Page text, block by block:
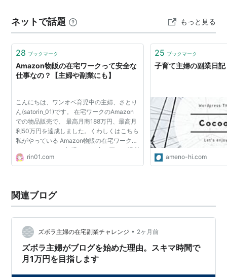
受付、簡単な説明(10〜15分) 仕分け・ピッキング作業 途
中で短い休憩 片付け・退…
ネットで話題 もっと見る
28 ブックマーク
Amazon物販の在宅ワークって安全な
仕事なの？【主婦や副業にも】
こんにちは、ワンオペ育児中の主婦、さとり
ん(satorin_01)です。 在宅ワークのAmazon
での物品販売で、 最高月商188万円、最高月
利50万円を達成しました。くわしくはこちら
私がやっている Amazon物販の在宅ワーク
は、 Amazonでの相場よりも 安く買える場所
をさがして 相場価格で売る仕事ですが、 安
rin01.com
25 ブックマーク
子育て主婦の副業日記
ameno-hi.com
関連ブログ
ズボラ主婦の在宅副業チャレンジ • 2ヶ月前
ズボラ主婦がブログを始めた理由。スキマ時間で
月1万円を目指します